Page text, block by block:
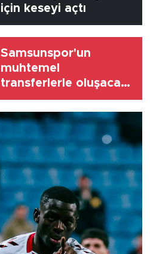
için keseyi açtı
Samsunspor'un
muhtemel
transferlerle oluşacak
yabancı kadrosu belli
oldu